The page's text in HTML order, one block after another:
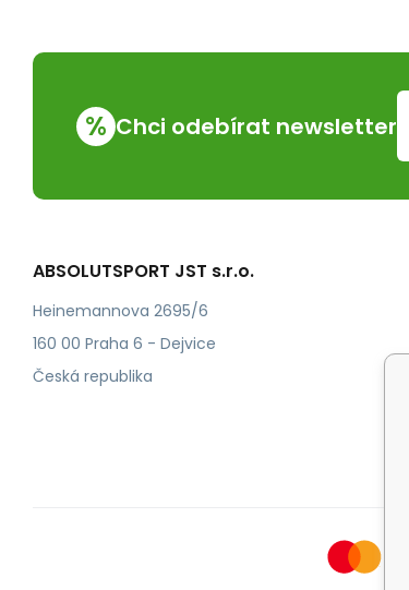
% Chci odebírat newsletter
ABSOLUTSPORT JST s.r.o.
Heinemannova 2695/6
160 00 Praha 6 - Dejvice
Česká republika